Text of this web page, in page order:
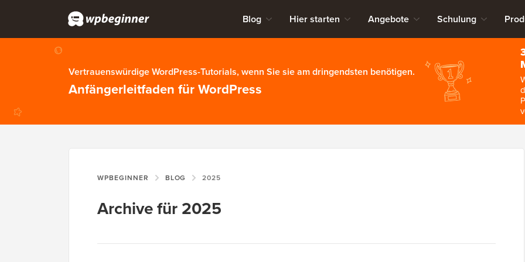
Blog Hier starten Angebote Schulung
Vertrauenswürdige WordPress-Tutorials, wenn Sie sie am dringendsten benötigen.
Anfängerleitfaden für WordPress
WPBEGINNER BLOG 2025
Archive für 2025